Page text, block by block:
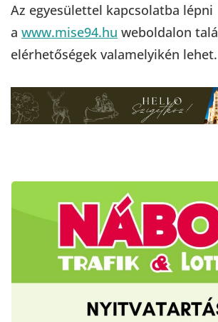
Az egyesülettel kapcsolatba lépni
a www.mise94.hu weboldalon
elérhetőségek valamelyikén lehet.